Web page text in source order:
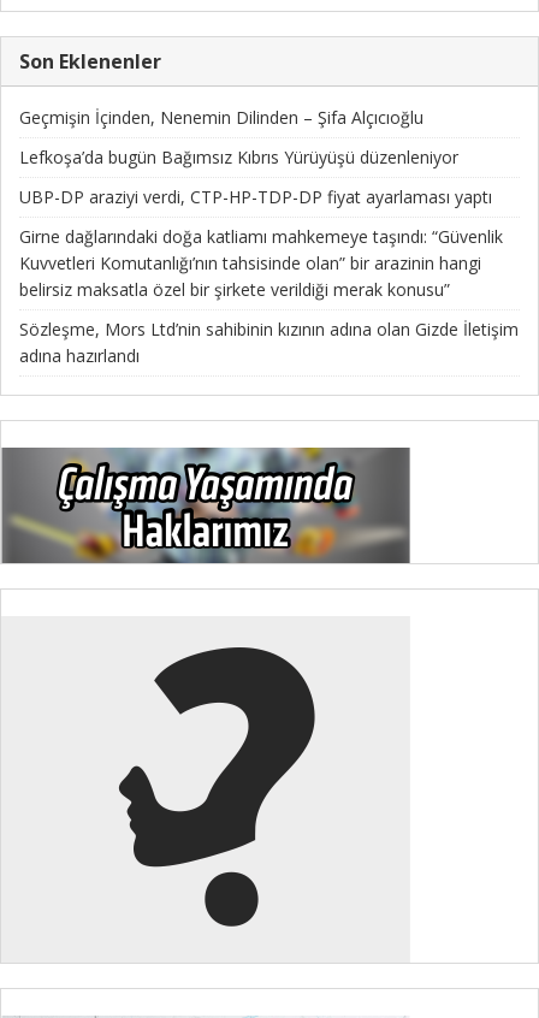
Son Eklenenler
Geçmişin İçinden, Nenemin Dilinden – Şifa Alçıcıoğlu
Lefkoşa’da bugün Bağımsız Kıbrıs Yürüyüşü düzenleniyor
UBP-DP araziyi verdi, CTP-HP-TDP-DP fiyat ayarlaması yaptı
Girne dağlarındaki doğa katliamı mahkemeye taşındı: “Güvenlik
Kuvvetleri Komutanlığı’nın tahsisinde olan” bir arazinin hangi
belirsiz maksatla özel bir şirkete verildiği merak konusu”
Sözleşme, Mors Ltd’nin sahibinin kızının adına olan Gizde İletişim
adına hazırlandı